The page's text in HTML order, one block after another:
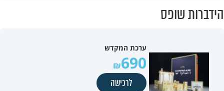
הידברות שופס
ערכת המקדש
690
לרכישה